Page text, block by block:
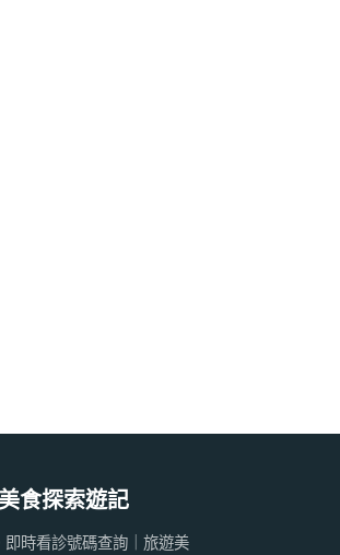
食探索遊記
時看診號碼查詢｜旅遊美